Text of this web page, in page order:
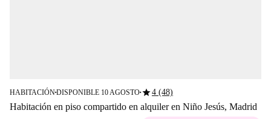
HABITACIÓN■DISPONIBLE 10 AGOSTO■star4 (48)
Habitación en piso compartido en alquiler en Niño Jesús, Madrid